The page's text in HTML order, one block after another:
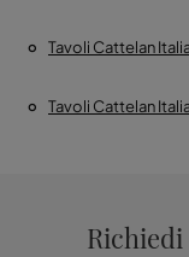
Tavoli Cattelan
Tavoli Cattelan